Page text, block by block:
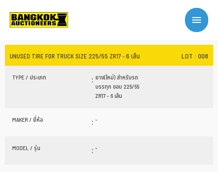
UNUSED TIRE FOR TRUCK SIZE 225/55 ZR17 - 6 เส้น LOT : 008
TYPE / ประเภท : ยาง(ใหม่) สำหรับรถ
บรรทุก ขอบ 225/55
ZR17 - 6 เส้น
MAKER / ยี่ห้อ : -
MODEL / รุ่น : -